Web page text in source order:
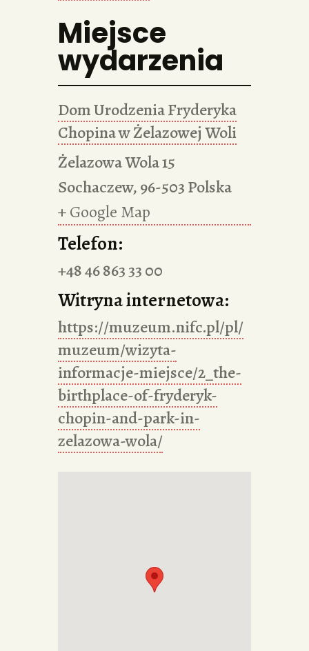
Miejsce
wydarzenia
Dom Urodzenia Fryderyka
Chopina w Żelazowej Woli
Żelazowa Wola 15
Sochaczew,96-503Polska
+ Google Map
Telefon:
+48 46 863 33 00
Witryna internetowa:
https://muzeum.nifc.pl/pl/
muzeum/wizyta-
informacje-miejsce/2_the-
birthplace-of-fryderyk-
chopin-and-park-in-
zelazowa-wola/